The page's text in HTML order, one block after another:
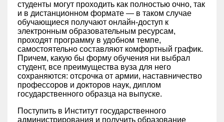
студенты могут проходить как полностью очно, так
и в дистанционном формате — в таком случае
обучающиеся получают онлайн-доступ к
электронным образовательным ресурсам,
проходят программу в удобном темпе,
самостоятельно составляют комфортный график.
Причем, какую бы форму обучения ни выбрал
студент, все преимущества вуза для него
сохраняются: отсрочка от армии, наставничество
профессоров и докторов наук, диплом
государственного образца на выпуске.
Поступить в Институт государственного
администрирования и получить образование